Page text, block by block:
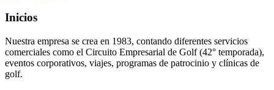
Inicios
Nuestra empresa se crea en 1983, contando diferentes servicios
comerciales como el Circuito Empresarial de Golf (42° temporada),
eventos corporativos, viajes, programas de patrocinio y clínicas de
golf.